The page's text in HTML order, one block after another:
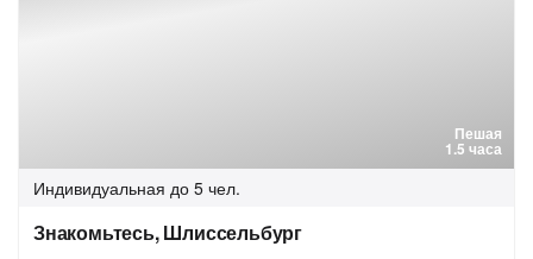
Пешая
1.5 часа
Индивидуальная до 5 чел.
Знакомьтесь, Шлиссельбург